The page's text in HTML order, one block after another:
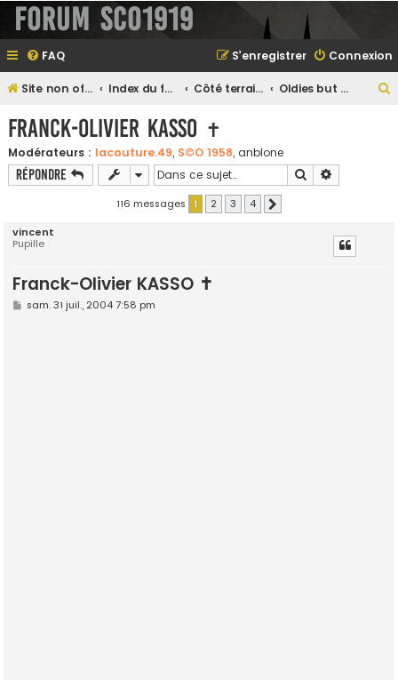
Forum SCO1919
FAQ Connexion
S’enregistrer
Site non officiel sur le SCO d'Angers Index du forum Côté terrain... Oldies but Goodies
Franck-Olivier KASSO ✝
Modérateurs : lacouture.49, S©O 1958, anblone
Répondre Rechercher
116 messages 1 2 3 4
vincent
Pupille
Franck-Olivier KASSO ✝
Msam. 31 juil., 2004 7:58 pm